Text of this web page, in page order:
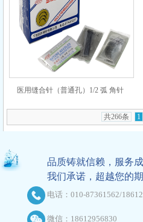
医用缝合针（普通孔）1/2 弧 角针
10×40
共266条
1
品质铸就信赖，服务成
我们承诺，超越您的期
电话：010-87361562/
微信：18612956830